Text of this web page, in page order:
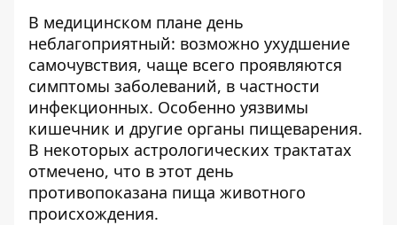
В медицинском плане день
неблагоприятный: возможно ухудшение
самочувствия, чаще всего проявляются
симптомы заболеваний, в частности
инфекционных. Особенно уязвимы
кишечник и другие органы пищеварения.
В некоторых астрологических трактатах
отмечено, что в этот день
противопоказана пища животного
происхождения.